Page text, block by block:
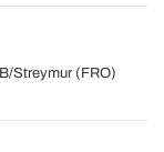
Streymur (FRO)